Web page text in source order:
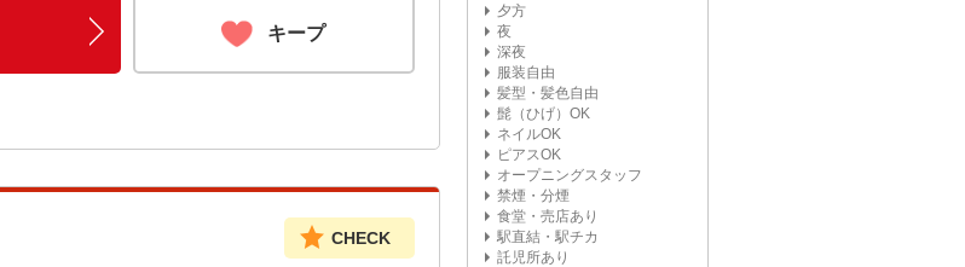
キープ
CHECK
夕方
夜
深夜
服装自由
髪型・髪色自由
髭（ひげ）OK
ネイルOK
ピアスOK
オープニングスタッフ
禁煙・分煙
食堂・売店あり
駅直結・駅チカ
託児所あり